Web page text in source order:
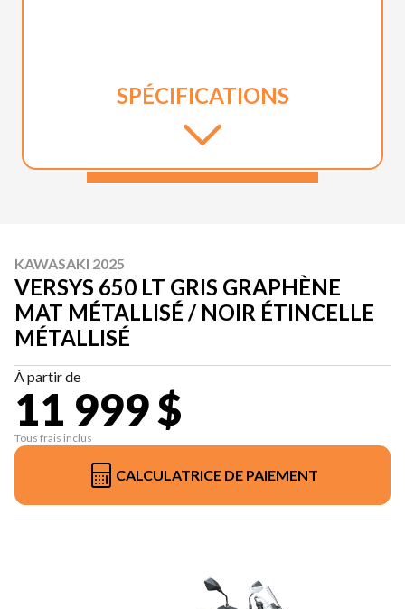
SPÉCIFICATIONS
KAWASAKI 2025
VERSYS 650 LT GRIS GRAPHÈNE
MAT MÉTALLISÉ / NOIR ÉTINCELLE
MÉTALLISÉ
À partir de
11 999 $
Tous frais inclus
CALCULATRICE DE PAIEMENT